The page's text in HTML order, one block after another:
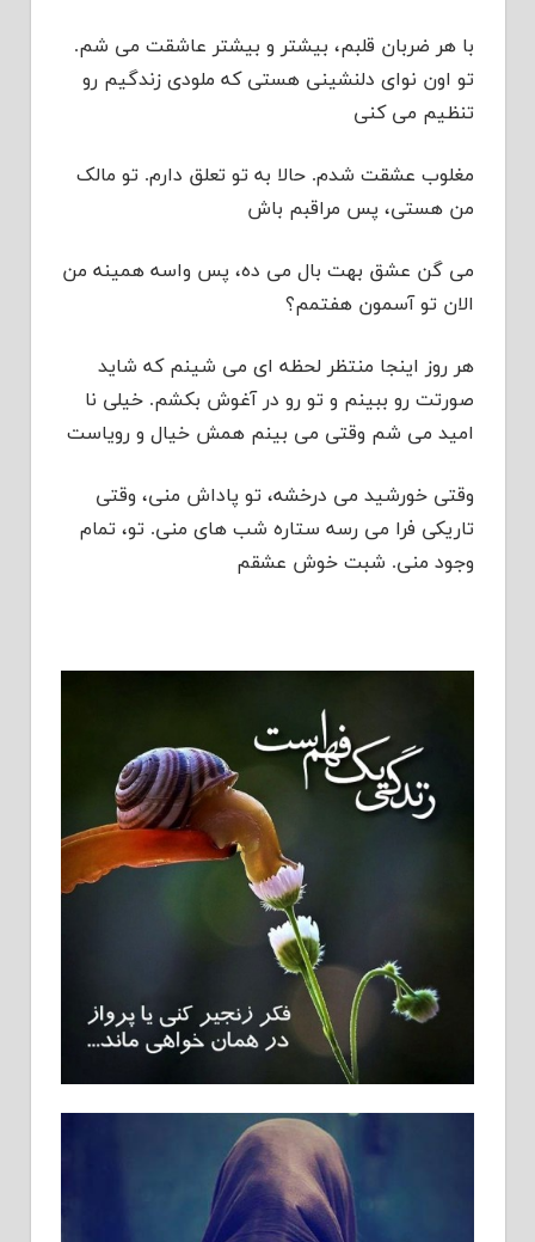
با هر ضربان قلبم، بیشتر و بیشتر عاشقت می شم.
تو اون نوای دلنشینی هستی که ملودی زندگیم رو
تنظیم می کنی
مغلوب عشقت شدم. حالا به تو تعلق دارم. تو مالک
من هستی، پس مراقبم باش
می گن عشق بهت بال می ده، پس واسه همینه من
الان تو آسمون هفتمم؟
هر روز اینجا منتظر لحظه ای می شینم که شاید
صورتت رو ببینم و تو رو در آغوش بکشم. خیلی نا
امید می شم وقتی می بینم همش خیال و رویاست
وقتی خورشید می درخشه، تو پاداش منی، وقتی
تاریکی فرا می رسه ستاره شب های منی. تو، تمام
وجود منی. شبت خوش عشقم